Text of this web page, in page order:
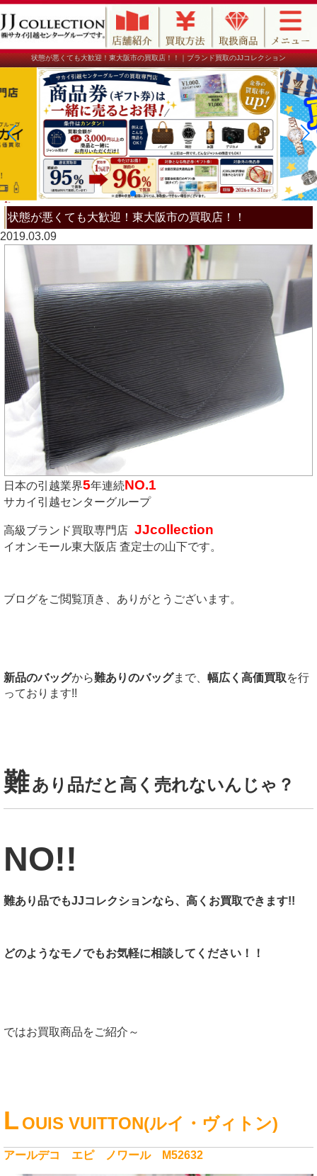
状態が悪くても大歓迎！東大阪市の買取店！！｜ブランド買取のJJコレクション
状態が悪くても大歓迎！東大阪市の買取店！！
2019.03.09
日本の引越業界5年連続NO.1
サカイ引越センターグループ
高級ブランド買取専門店 JJcollection
イオンモール東大阪店 査定士の山下です。
ブログをご閲覧頂き、ありがとうございます。
新品のバッグから難ありのバッグまで、 幅広く高価買取を行
っております!!
難あり品だと高く売れないんじゃ？
NO!!
難あり品でもJJコレクションなら、高くお買取できます!!
どのようなモノでもお気軽に相談してください！！
ではお買取商品をご紹介～
L OUIS VUITTON(ルイ・ヴィトン)
アールデコ エピ ノワール M52632